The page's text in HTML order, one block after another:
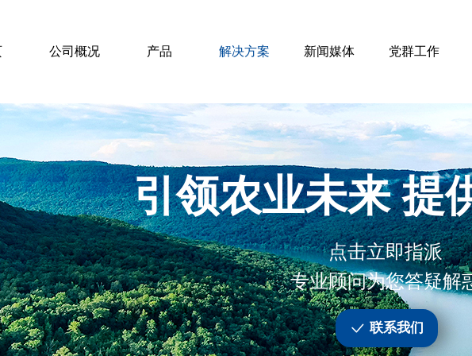
公司概况 产品 解决方案 新闻媒体 党群工作
引领农业未来 提
点击立即指派
专业顾问为您答疑解
ꀘ 联系我们